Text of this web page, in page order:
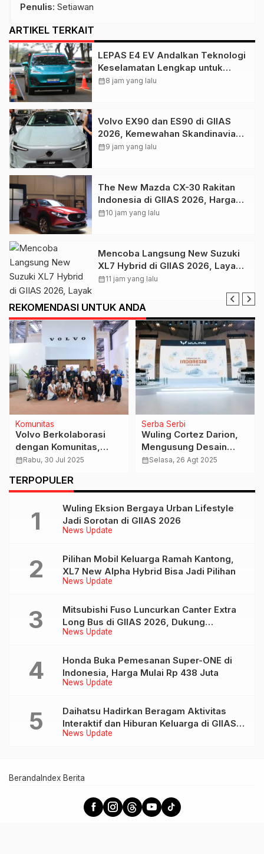
Penulis: Setiawan
ARTIKEL TERKAIT
LEPAS E4 EV Andalkan Teknologi
Keselamatan Lengkap untuk
Tingkatkan Rasa Percaya Diri
calendar_month8 jam yang lalu
Volvo EX90 dan ES90 di GIIAS
2026, Kemewahan Skandinavia
Berbasis Teknologi dan
calendar_month9 jam yang lalu
The New Mazda CX-30 Rakitan
Indonesia di GIIAS 2026, Harga
Mulai Rp 499 Juta
calendar_month10 jam yang lalu
Mencoba Langsung New Suzuki
XL7 Hybrid di GIIAS 2026, Layak
Jadi SUV Keluarga
calendar_month11 jam yang lalu
REKOMENDASI UNTUK ANDA
News Update
Chery Ramaikan Libur
Lebaran dengan
Pameran di Mall Jakarta
calendar_monthSelasa, 24 Mar 2026
News Update
BMW X3 dan BMW M2,
Semakin Sporty
M Performance Parts
calendar_monthSelasa, 26 Agt 2025
TERPOPULER
News Update
Wuling Eksion Bergaya Urban Lifestyle
Jadi Sorotan di GIIAS 2026
News Update
Pilihan Mobil Keluarga Ramah Kantong,
XL7 New Alpha Hybrid Bisa Jadi Pilihan
News Update
Mitsubishi Fuso Luncurkan Canter Extra
Long Bus di GIIAS 2026, Dukung
Mobilitas Pariwisata Indonesia
News Update
Honda Buka Pemesanan Super-ONE di
Indonesia, Harga Mulai Rp 438 Juta
News Update
Daihatsu Hadirkan Beragam Aktivitas
Interaktif dan Hiburan Keluarga di GIIAS
2026
Beranda Index Berita